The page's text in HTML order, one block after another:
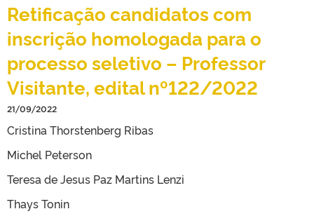
Retificação candidatos com
inscrição homologada para o
processo seletivo – Professor
Visitante, edital nº122/2022
21/09/2022
Cristina Thorstenberg Ribas
Michel Peterson
Teresa de Jesus Paz Martins Lenzi
Thays Tonin